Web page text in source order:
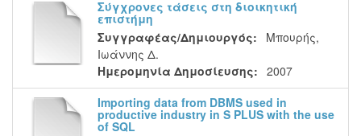
Σύγχρονες τάσεις στη διοικητική
επιστήμη
Συγγραφέας/Δημιουργός:
Μπουρής,
Ιωάννης Δ.
Ημερομηνία Δημοσίευσης: 2007
Importing data from DBMS used in
productive industry in S PLUS with the use
of SQL